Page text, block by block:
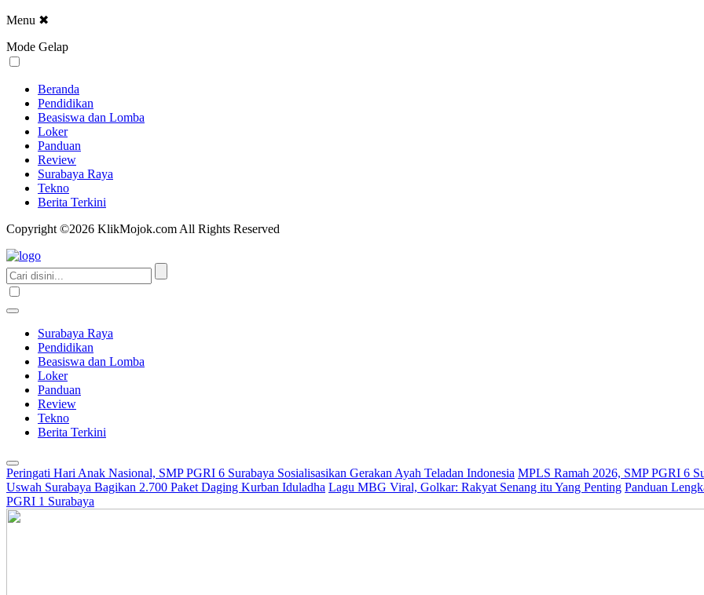
Menu ✖
Mode Gelap
Beranda
Pendidikan
Beasiswa dan Lomba
Loker
Panduan
Review
Surabaya Raya
Tekno
Berita Terkini
Copyright ©2026 KlikMojok.com All Rights Reserved
Surabaya Raya
Pendidikan
Beasiswa dan Lomba
Loker
Panduan
Review
Tekno
Berita Terkini
Peringati Hari Anak Nasional, SMP PGRI 6 Surabaya Sosialisasikan Gerakan Ayah Teladan Indonesia MPLS Ramah 2026, SMP PGRI 6
Uswah Surabaya Bagikan 2.700 Paket Daging Kurban Iduladha Lagu MBG Viral, Golkar: Rakyat Senang itu Yang Penting Panduan
PGRI 1 Surabaya